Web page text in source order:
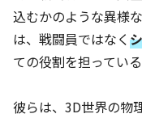
込むかのような異様
は、戦闘員ではなく
ての役割を担ってい
彼らは、3D世界の物